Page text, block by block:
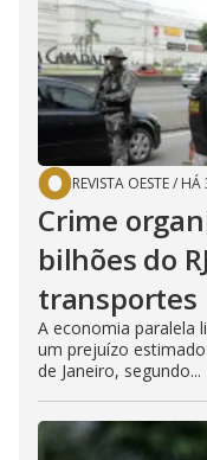
REVISTA OESTE/ HÁ
Crime
bilhões do
transportes
A economia paralela
um prejuízo
de Janeiro, segundo...